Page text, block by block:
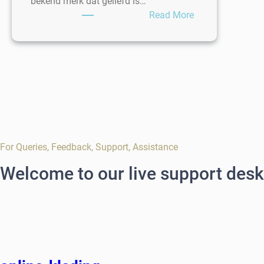
Read More:
Loopschoenen
For Queries, Feedback, Support, Assistance
Welcome to our live support